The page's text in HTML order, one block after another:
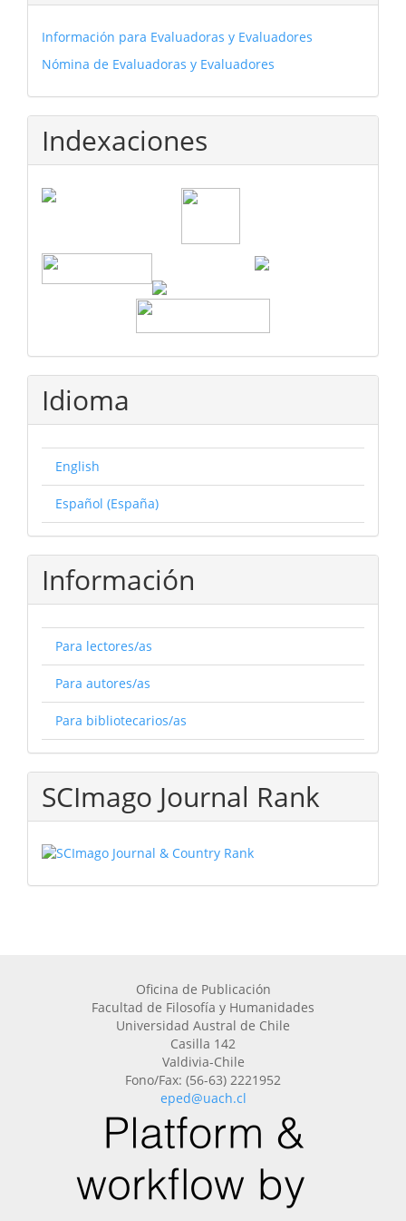
Información para Evaluadoras y Evaluadores
Nómina de Evaluadoras y Evaluadores
Indexaciones
Idioma
English
Español (España)
Información
Para lectores/as
Para autores/as
Para bibliotecarios/as
SCImago Journal Rank
Oficina de Publicación
Facultad de Filosofía y Humanidades
Universidad Austral de Chile
Casilla 142
Valdivia-Chile
Fono/Fax: (56-63) 2221952
eped@uach.cl